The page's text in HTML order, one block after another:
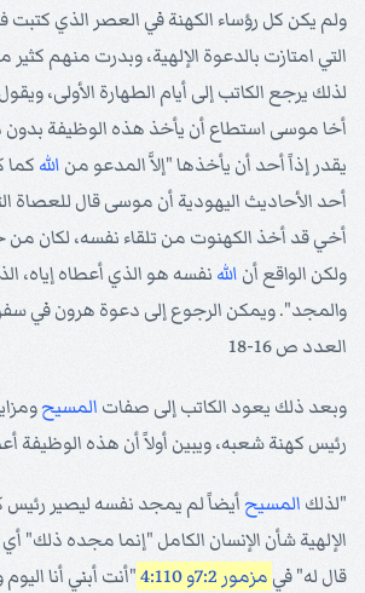
ولم يكن كل رؤساء الكهنة في العصر الذي كتبت
التي امتازت بالدعوة الإلهية، وبدرت منهم
لذلك يرجع الكاتب إلى أيام الطهارة الأولى،
أخا موسى استطاع أن يأخذ هذه الوظيفة
يقدر إذاً أحد أن يأخذها "إلاَّ المدعو من الله كما
أحد الأحاديث اليهودية أن موسى قال للعصاة
أخي قد أخذ الكهنوت من تلقاء نفسه، لكان من
ولكن الواقع أن الله نفسه هو الذي أعطاه إياه،
والمجد". ويمكن الرجوع إلى دعوة هرون في
العدد ص 16-18
وبعد ذلك يعود الكاتب إلى صفات المسيح
رئيس كهنة شعبه، ويبين أولاً أن هذه الوظيفة
"لذلك المسيح أيضاً لم يمجد نفسه ليصير رئيس
الإلهية شأن الإنسان الكامل "إنما مجده ذلك" أي
قال له" في مزمور 7:2 و 4:110
"أنت أبني أنا